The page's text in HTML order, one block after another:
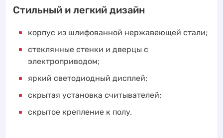
Стильный и легкий дизайн
корпус из шлифованной нержавеющей стали;
стеклянные стенки и дверцы с
электроприводом;
яркий светодиодный дисплей;
скрытая установка считывателей;
скрытое крепление к полу.